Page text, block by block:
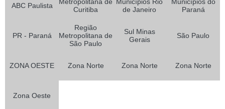
ABC Paulista
Curitiba
de Janeiro
Paraná
PR - Paraná
Região
Metropolitana de
São Paulo
Sul Minas
Gerais
São Paulo
ZONA OESTE Zona Norte Zona Norte Zona Norte
Zona Oeste